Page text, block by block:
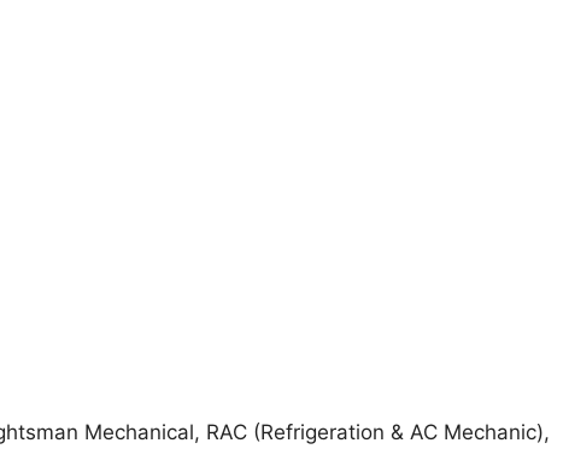
Mechanical, RAC (Refrigeration & AC Mechanic),